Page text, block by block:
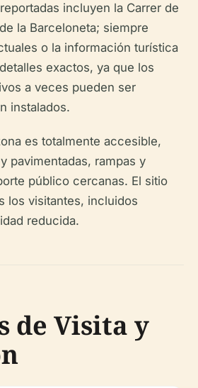
incluyen la Carrer de
la Barceloneta; siempre
o la información turística
exactos, ya que los
a veces pueden ser
instalados.
es totalmente accesible,
pavimentadas, rampas y
público cercanas. El sitio
los visitantes, incluidos
reducida.
de Visita y